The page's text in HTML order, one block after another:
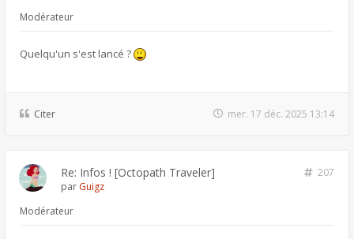
Modérateur
Quelqu'un s'est lancé ?
Citer mer. 17 déc. 2025 13:14
Re: Infos ! [Octopath Traveler]
207
par Guigz
Modérateur